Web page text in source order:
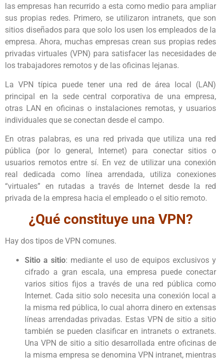
las empresas han recurrido a esta como medio para ampliar
sus propias redes. Primero, se utilizaron intranets, que son
sitios diseñados para que solo los usen los empleados de la
empresa. Ahora, muchas empresas crean sus propias redes
privadas virtuales (VPN) para satisfacer las necesidades de
los trabajadores remotos y de las oficinas lejanas.
La VPN típica puede tener una red de área local (LAN)
principal en la sede central corporativa de una empresa,
otras LAN en oficinas o instalaciones remotas, y usuarios
individuales que se conectan desde el campo.
En otras palabras, es una red privada que utiliza una red
pública (por lo general, Internet) para conectar sitios o
usuarios remotos entre sí. En vez de utilizar una conexión
real dedicada como línea arrendada, utiliza conexiones
“virtuales” en rutadas a través de Internet desde la red
privada de la empresa hacia el empleado o el sitio remoto.
¿Qué constituye una VPN?
Hay dos tipos de VPN comunes.
Sitio a sitio: mediante el uso de equipos exclusivos y
cifrado a gran escala, una empresa puede conectar
varios sitios fijos a través de una red pública como
Internet. Cada sitio solo necesita una conexión local a
la misma red pública, lo cual ahorra dinero en extensas
líneas arrendadas privadas. Estas VPN de sitio a sitio
también se pueden clasificar en intranets o extranets.
Una VPN de sitio a sitio desarrollada entre oficinas de
la misma empresa se denomina VPN intranet, mientras